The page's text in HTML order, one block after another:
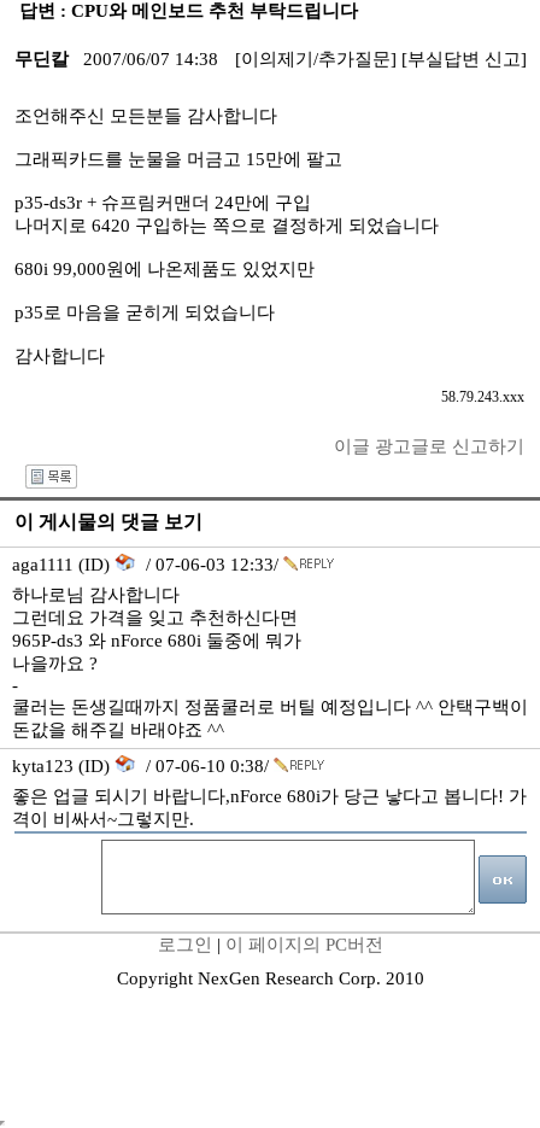
답변 : CPU와 메인보드 추천 부탁드립니다
무딘칼 2007/06/07 14:38 [이의제기/추가질문] [부실답변 신고]
조언해주신 모든분들 감사합니다
그래픽카드를 눈물을 머금고 15만에 팔고
p35-ds3r + 슈프림커맨더 24만에 구입
나머지로 6420 구입하는 쪽으로 결정하게 되었습니다
680i 99,000원에 나온제품도 있었지만
p35로 마음을 굳히게 되었습니다
감사합니다
58.79.243.xxx
이글 광고글로 신고하기
이 게시물의 댓글 보기
aga1111 (ID)
/ 07-06-03 12:33/
하나로님 감사합니다
그런데요 가격을 잊고 추천하신다면
965P-ds3 와 nForce 680i 둘중에 뭐가
나을까요 ?
-
쿨러는 돈생길때까지 정품쿨러로 버틸 예정입니다 ^^ 안택구백이
돈값을 해주길 바래야죠 ^^
kyta123 (ID)
/ 07-06-10 0:38/
좋은 업글 되시기 바랍니다,nForce 680i가 당근 낳다고 봅니다! 가
격이 비싸서~그렇지만.
로그인 | 이 페이지의 PC버전
Copyright NexGen Research Corp. 2010